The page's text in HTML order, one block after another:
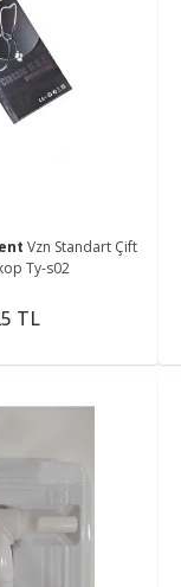
Vzn Standart Çift
Ty-s02
TL